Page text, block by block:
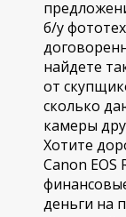
б/у
найдете
от
сколько
камеры
Хотите
Canon
деньги на